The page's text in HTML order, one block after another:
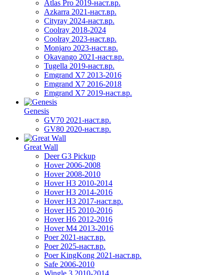
Atlas Pro 2019-наст.вр.
Azkarra 2021-наст.вр.
Cityray 2024-наст.вр.
Coolray 2018-2024
Coolray 2023-наст.вр.
Monjaro 2023-наст.вр.
Okavango 2021-наст.вр.
Tugella 2019-наст.вр.
Emgrand Х7 2013-2016
Emgrand X7 2016-2018
Emgrand X7 2019-наст.вр.
Genesis
GV70 2021-наст.вр.
GV80 2020-наст.вр.
Great Wall
Deer G3 Pickup
Hover 2006-2008
Hover 2008-2010
Hover H3 2010-2014
Hover H3 2014-2016
Hover H3 2017-наст.вр.
Hover H5 2010-2016
Hover H6 2012-2016
Hover M4 2013-2016
Poer 2021-наст.вр.
Poer 2025-наст.вр.
Poer KingKong 2021-наст.вр.
Safe 2006-2010
Wingle 3 2010-2014